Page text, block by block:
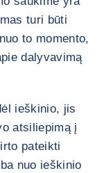
turi būti
to momento,
dalyvavimą
ieškinio, jis
atsiliepimą į
pateikti
nuo ieškinio